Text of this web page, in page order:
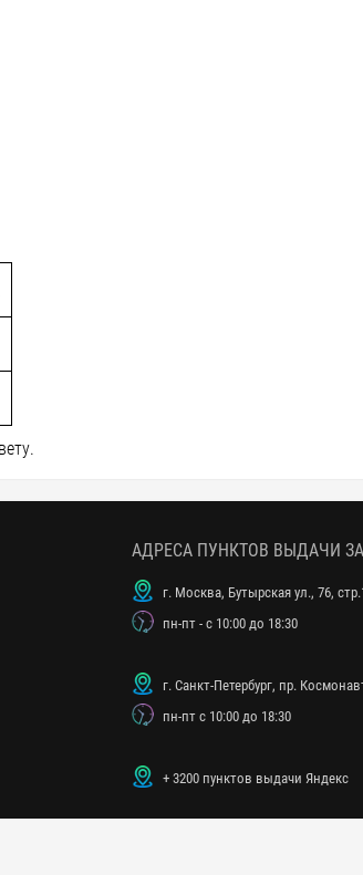
АДРЕСА ПУНКТОВ ВЫДАЧИ
г. Москва, Бутырская ул., 76,
пн-пт - с 10:00 до 18:30
г. Санкт-Петербург, пр.
пн-пт с 10:00 до 18:30
+ 3200 пунктов выдачи Яндекс